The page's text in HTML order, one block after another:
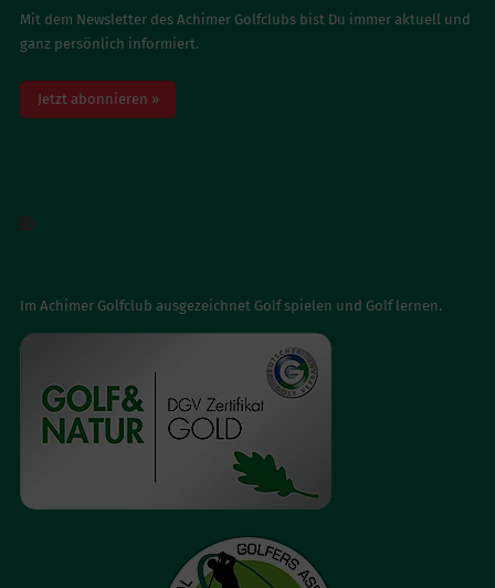
Mit dem Newsletter des Achimer Golfclubs bist Du immer aktuell und
ganz persönlich informiert.
Jetzt abonnieren »

Im Achimer Golfclub ausgezeichnet Golf spielen und Golf lernen.